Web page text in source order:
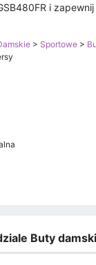
i
> Sportowe >
Buty